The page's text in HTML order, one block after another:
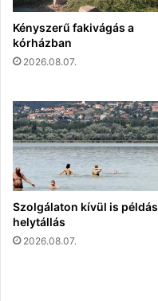
Kényszerű fakivágás a
kórházban
2026.08.07.
Szolgálaton kívül is példás
helytállás
2026.08.07.